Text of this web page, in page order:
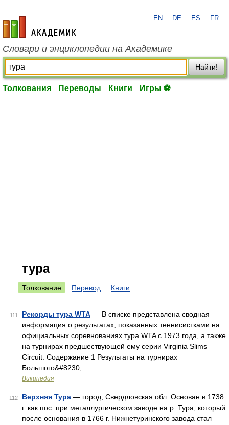
academic.ru
EN DE ES FR
Словари и энциклопедии на Академике
Найти!
Толкования Переводы Книги Игры ⚽
тура
Толкование Перевод Книги
111 Рекорды тура WTA — В списке представлена сводная
информация о результатах, показанных теннисистками на
официальных соревнованиях тура WTA с 1973 года, а также
на турнирах предшествующей ему серии Virginia Slims
Circuit. Содержание 1 Результаты на турнирах
Большого&#8230; …
Википедия
112 Верхняя Тура — город, Свердловская обл. Основан в 1738
г. как пос. при металлургическом заводе на р. Тура, который
после основания в 1766 г. Нижнетуринского завода стал